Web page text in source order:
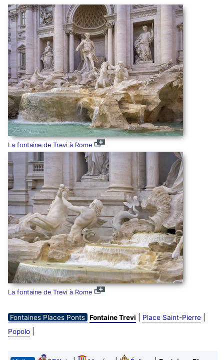
La fontaine de Trevi à Rome
La fontaine de Trevi à Rome
Fontaines Places Ponts Fontaine Trevi Place Saint-Pierre|
Popolo|